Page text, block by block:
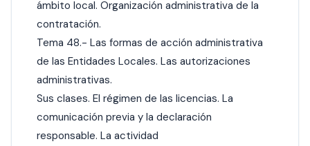
ámbito local. Organización administrativa de la
contratación.
Tema 48.- Las formas de acción administrativa
de las Entidades Locales. Las autorizaciones
administrativas.
Sus clases. El régimen de las licencias. La
comunicación previa y la declaración
responsable. La actividad